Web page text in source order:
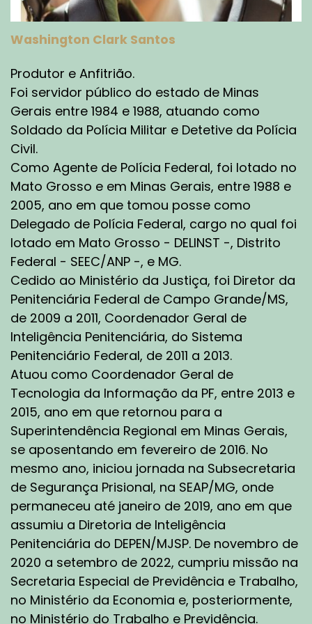
que é o caso do Carandiru, da Casa de
Correção de Porto Alegre. Temos um sistema
prisional moldado e onde necessita de uma
figura mais especializada. Então, no início dos
anos setenta, surge a figura do agente prisional,
o agente penitenciário. Esse período, também,
nos traz um marco significativo no sistema
prisional, que é o contexto de recolhimento.
Nós começamos a recolher presos políticos
junto com aqueles elementos que cometiam os
delitos comuns nessa época. Então, nós temos
o surgimento, principalmente no Rio de Janeiro,
da primeira facção, na Ilha Grande, no Instituto
Penal Cândido Mendes, da primeira
organização criminosa, a chamada Falange
Vermelha, que evoluiu para Comando
Vermelho. Nós temos, já, neste período, um
outro universo no sistema prisional: um sistema
prisional já lotado! Isso é uma característica
que o sistema prisional vai trazer do meio dos
anos sessenta até os tempos atuais, que é a
superlotação e a presença das facções!
Após esse período de ditadura militar e no
processo de redemocratização do nosso país,
e novamente, o advento de mais uma
Constituição, nós passamos por uma outra
mudança: o sistema prisional já está inchado!
Vivemos um caos em todo o Brasil, pelo déficit
de vagas! Temos ali a explosão da população
carcerária, impulsionada por políticas de
endurecimento penal que foram adotadas
nessa época. No final dos anos oitenta e os
anos noventa foram o período mais crítico que
nós vivemos no sistema prisional, com o
advento das grandes rebeliões, dos grandes
incidentes em casas prisionais e, esses
Washington Clark Santos
Produtor e Anfitrião.
Foi servidor público do estado de Minas
Gerais entre 1984 e 1988, atuando como
Soldado da Polícia Militar e Detetive da Polícia
Civil.
Como Agente de Polícia Federal, foi lotado no
Mato Grosso e em Minas Gerais, entre 1988 e
2005, ano em que tomou posse como
Delegado de Polícia Federal, cargo no qual foi
lotado em Mato Grosso - DELINST -, Distrito
Federal - SEEC/ANP -, e MG.
Cedido ao Ministério da Justiça, foi Diretor da
Penitenciária Federal de Campo Grande/MS,
de 2009 a 2011, Coordenador Geral de
Inteligência Penitenciária, do Sistema
Penitenciário Federal, de 2011 a 2013.
Atuou como Coordenador Geral de
Tecnologia da Informação da PF, entre 2013 e
2015, ano em que retornou para a
Superintendência Regional em Minas Gerais,
se aposentando em fevereiro de 2016. No
mesmo ano, iniciou jornada na Subsecretaria
de Segurança Prisional, na SEAP/MG, onde
permaneceu até janeiro de 2019, ano em que
assumiu a Diretoria de Inteligência
Penitenciária do DEPEN/MJSP. De novembro de
2020 a setembro de 2022, cumpriu missão na
Secretaria Especial de Previdência e Trabalho,
no Ministério da Economia e, posteriormente,
no Ministério do Trabalho e Previdência.